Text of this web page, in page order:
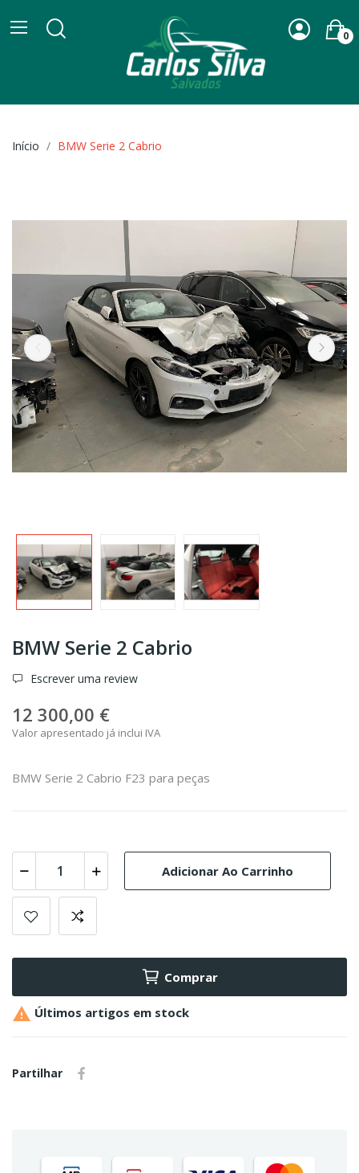
0
Início BMW Serie 2 Cabrio
BMW Serie 2 Cabrio
Escrever uma review
12 300,00 €
Valor apresentado já inclui IVA
BMW Serie 2 Cabrio F23 para peças
Adicionar Ao Carrinho
Comprar
 Últimos artigos em stock
Partilhar